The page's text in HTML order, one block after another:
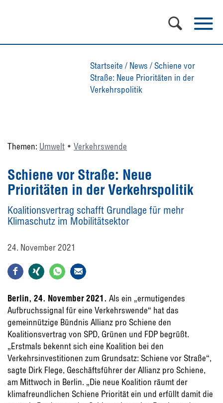
Startseite / News /Schiene vor
Straße: Neue Prioritäten in der
Verkehrspolitik
Themen: Umwelt Verkehrswende
Schiene vor Straße: Neue
Prioritäten in der Verkehrspolitik
Koalitionsvertrag schafft Grundlage für mehr
Klimaschutz im Mobilitätsektor
24. November 2021
Berlin, 24. November 2021. Als ein „ermutigendes
Aufbruchssignal für eine Verkehrswende“ hat das
gemeinnützige Bündnis Allianz pro Schiene den
Koalitionsvertrag von SPD, Grünen und FDP begrüßt.
„Erstmals bekennt sich eine Koalition bei den
Verkehrsinvestitionen zum Grundsatz: Schiene vor Straße“,
sagte Dirk Flege, Geschäftsführer der Allianz pro Schiene,
am Mittwoch in Berlin. „Die neue Koalition räumt der
klimafreundlichen Schiene Priorität ein und erfüllt damit die